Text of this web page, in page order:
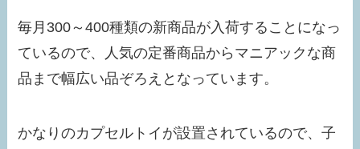
毎月300～400種類の新商品が入荷することになっ
ているので、人気の定番商品からマニアックな商
品まで幅広い品ぞろえとなっています。
かなりのカプセルトイが設置されているので、子